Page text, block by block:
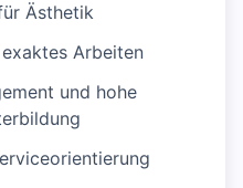
Ästhetik
Arbeiten
und hohe